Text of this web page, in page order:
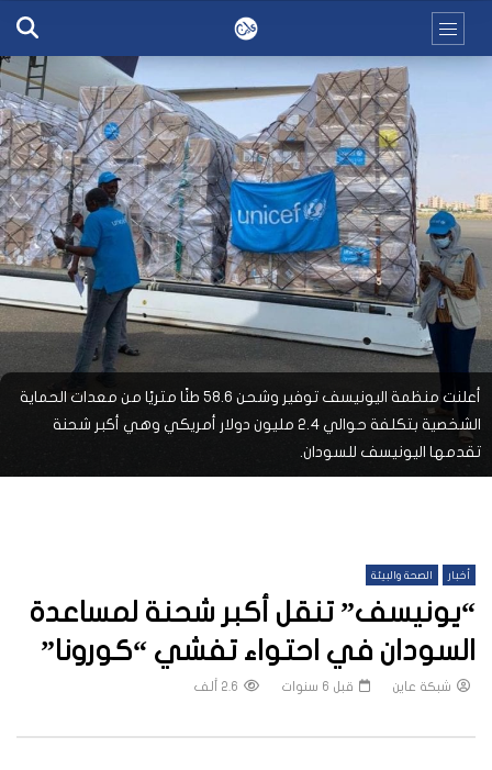
أعلنت منظمة اليونيسف توفير وشحن 58.6 طنًا متريًا من معدات الحماية
الشخصية بتكلفة حوالي 2.4 مليون دولار أمريكي وهي أكبر شحنة
تقدمها اليونيسف للسودان.
أخبار الصحة والبيئة
“يونيسف” تنقل أكبر شحنة لمساعدة
السودان في احتواء تفشي “كورونا”
شبكة عاين قبل 6 سنوات 2.6 ألف